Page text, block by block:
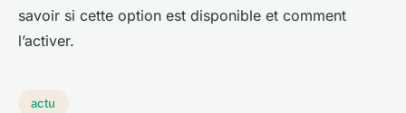
savoir si cette option est disponible et comment
l’activer.
actu